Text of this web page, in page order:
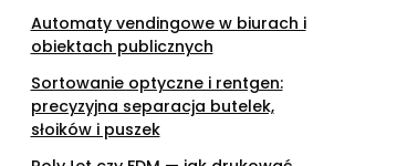
Automaty vendingowe w biurach i
obiektach publicznych
Sortowanie optyczne i rentgen:
precyzyjna separacja butelek,
słoików i puszek